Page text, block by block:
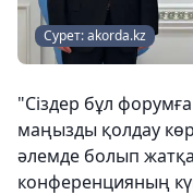
Сурет: akorda.kz
"Сіздер бұл
маңызды қолдау
әлемде болып
конференцияның